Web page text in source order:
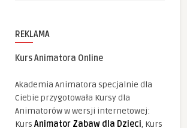
REKLAMA
Kurs Animatora Online
Akademia Animatora specjalnie dla
Ciebie przygotowała Kursy dla
Animatorów w wersji internetowej:
Kurs Animator Zabaw dla Dzieci, Kurs